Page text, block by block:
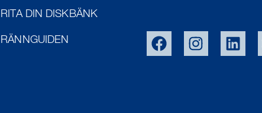
RITA DIN DISKBÄNK
RÄNNGUIDEN